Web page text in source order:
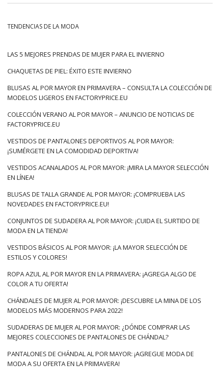
seleccionados. En popularidad, la ropa en modelos de
sudaderas. Los modelos cómodos no comprometen los
capucha mujer Vienen del estilo deportivo y es en ese estilo
gusto, combinamos elementos de estilo deportivo con ropa
para el trabajo, donde …
TENDENCIAS DE LA MODA
LAS 5 MEJORES PRENDAS DE MUJER PARA EL INVIERNO
CHAQUETAS DE PIEL: ÉXITO ESTE INVIERNO
BLUSAS AL POR MAYOR EN PRIMAVERA – CONSULTA LA COLECCIÓN DE
MODELOS LIGEROS EN FACTORYPRICE.EU
COLECCIÓN VERANO AL POR MAYOR – ANUNCIO DE NOTICIAS DE
FACTORYPRICE.EU
VESTIDOS DE PANTALONES DEPORTIVOS AL POR MAYOR:
¡SUMÉRGETE EN LA COMODIDAD DEPORTIVA!
VESTIDOS ACANALADOS AL POR MAYOR: ¡MIRA LA MAYOR SELECCIÓN
EN LÍNEA!
BLUSAS DE TALLA GRANDE AL POR MAYOR: ¡COMPRUEBA LAS
NOVEDADES EN FACTORYPRICE.EU!
CONJUNTOS DE SUDADERA AL POR MAYOR: ¡CUIDA EL SURTIDO DE
MODA EN LA TIENDA!
VESTIDOS BÁSICOS AL POR MAYOR: ¡LA MAYOR SELECCIÓN DE
ESTILOS Y COLORES!
ROPA AZUL AL POR MAYOR EN LA PRIMAVERA: ¡AGREGA ALGO DE
COLOR A TU OFERTA!
CHÁNDALES DE MUJER AL POR MAYOR: ¡DESCUBRE LA MINA DE LOS
MODELOS MÁS MODERNOS PARA 2022!
SUDADERAS DE MUJER AL POR MAYOR: ¿DÓNDE COMPRAR LAS
MEJORES COLECCIONES DE PANTALONES DE CHÁNDAL?
PANTALONES DE CHÁNDAL AL POR MAYOR: ¡AGREGUE MODA DE
MODA A SU OFERTA EN LA PRIMAVERA!